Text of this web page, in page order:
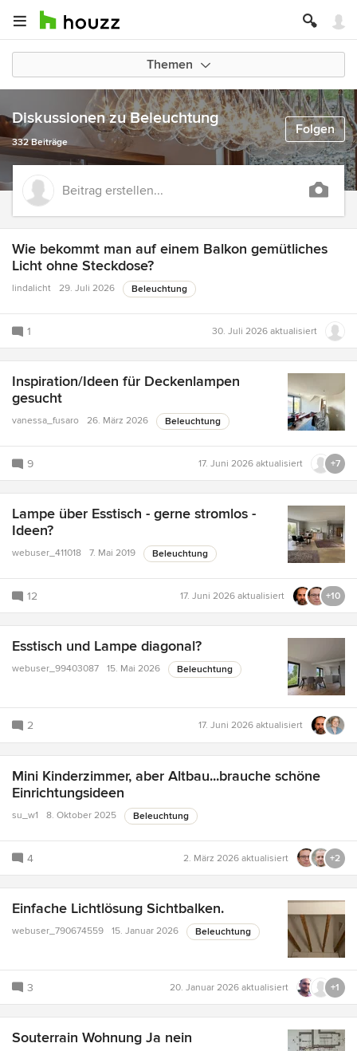
Themen
Folgen
Diskussionen zu Beleuchtung
332 Beiträge
Beitrag erstellen...
Wie bekommt man auf einem Balkon gemütliches
Licht ohne Steckdose?
lindalicht 29. Juli 2026 Beleuchtung
1 30. Juli 2026 aktualisiert
Inspiration/Ideen für Deckenlampen
gesucht
vanessa_fusaro 26. März 2026 Beleuchtung
9 17. Juni 2026 aktualisiert +7
Lampe über Esstisch - gerne stromlos -
Ideen?
webuser_411018 7. Mai 2019 Beleuchtung
12 17. Juni 2026 aktualisiert +10
Esstisch und Lampe diagonal?
webuser_99403087 15. Mai 2026 Beleuchtung
2 17. Juni 2026 aktualisiert
Mini Kinderzimmer, aber Altbau...brauche schöne
Einrichtungsideen
su_w1 8. Oktober 2025 Beleuchtung
4 2. März 2026 aktualisiert +2
Einfache Lichtlösung Sichtbalken.
webuser_790674559 15. Januar 2026 Beleuchtung
3 20. Januar 2026 aktualisiert +1
Souterrain Wohnung Ja nein